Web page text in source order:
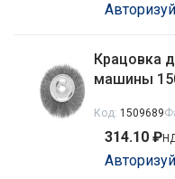
Крацовка
машины
746647
Код: 1509689
314.10 ₽